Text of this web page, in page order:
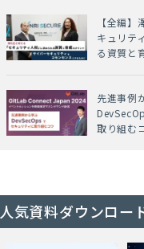
【全編
キュリテ
る資質と
先進事例
取り組む
人気資料ダウンロー